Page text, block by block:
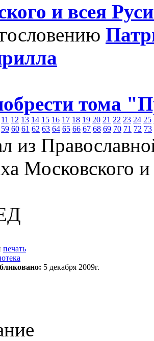
и всея
тома
11 12 13 14 15 16 17 18 19 20 21 22 23 24 25
59 60 61 62 63 64 65 66 67 68 69 70 71 72 73
из
Московского
печать
5 декабря 2009г.